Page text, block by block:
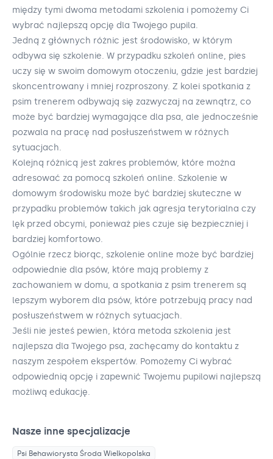
między tymi dwoma metodami szkolenia i pomożemy Ci
wybrać najlepszą opcję dla Twojego pupila.
Jedną z głównych różnic jest środowisko, w którym
odbywa się szkolenie. W przypadku szkoleń online, pies
uczy się w swoim domowym otoczeniu, gdzie jest bardziej
skoncentrowany i mniej rozproszony. Z kolei spotkania z
psim trenerem odbywają się zazwyczaj na zewnątrz, co
może być bardziej wymagające dla psa, ale jednocześnie
pozwala na pracę nad posłuszeństwem w różnych
sytuacjach.
Kolejną różnicą jest zakres problemów, które można
adresować za pomocą szkoleń online. Szkolenie w
domowym środowisku może być bardziej skuteczne w
przypadku problemów takich jak agresja terytorialna czy
lęk przed obcymi, ponieważ pies czuje się bezpieczniej i
bardziej komfortowo.
Ogólnie rzecz biorąc, szkolenie online może być bardziej
odpowiednie dla psów, które mają problemy z
zachowaniem w domu, a spotkania z psim trenerem są
lepszym wyborem dla psów, które potrzebują pracy nad
posłuszeństwem w różnych sytuacjach.
Jeśli nie jesteś pewien, która metoda szkolenia jest
najlepsza dla Twojego psa, zachęcamy do kontaktu z
naszym zespołem ekspertów. Pomożemy Ci wybrać
odpowiednią opcję i zapewnić Twojemu pupilowi najlepszą
możliwą edukację.
Nasze inne specjalizacje
Psi Behawiorysta Środa Wielkopolska